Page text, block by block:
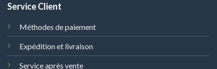
Service Client
Méthodes de paiement
Expédition et livraison
Service après vente